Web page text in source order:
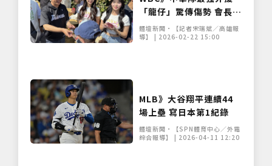
「龍仔」驚傳傷勢 會長蔡
其昌：初步確認無骨折尚
須持續觀察
體壇新聞•【記者宋瑞斌／高雄報
導】 | 2026-02-22 15:00
MLB》大谷翔平連續44
場上壘 寫日本第1紀錄
體壇新聞•【SPN體育中心／外電
綜合報導】 | 2026-04-11 12:20